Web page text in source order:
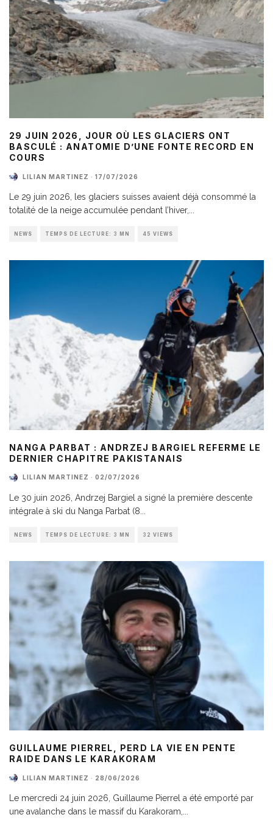
29 JUIN 2026, JOUR OÙ LES GLACIERS ONT
BASCULÉ : ANATOMIE D’UNE FONTE RECORD EN
COURS
LILIAN MARTINEZ · 17/07/2026
Le 29 juin 2026, les glaciers suisses avaient déjà consommé la
totalité de la neige accumulée pendant l’hiver,
NEWS TEMPS DE LECTURE: 3 MN 45 VIEWS
NANGA PARBAT : ANDRZEJ BARGIEL REFERME LE
DERNIER CHAPITRE PAKISTANAIS
LILIAN MARTINEZ · 02/07/2026
Le 30 juin 2026, Andrzej Bargiel a signé la première descente
intégrale à ski du Nanga Parbat (8
NEWS TEMPS DE LECTURE: 3 MN 32 VIEWS
GUILLAUME PIERREL, PERD LA VIE EN PENTE
RAIDE DANS LE KARAKORAM
LILIAN MARTINEZ · 28/06/2026
Le mercredi 24 juin 2026, Guillaume Pierrel a été emporté par
une avalanche dans le massif du Karakoram,...